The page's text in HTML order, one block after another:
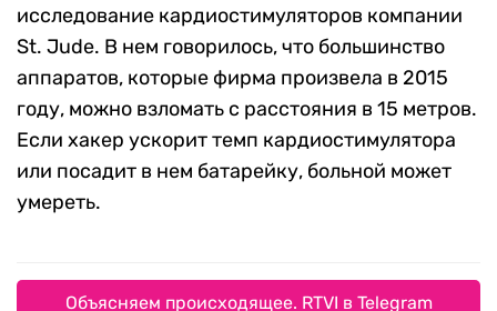
исследование кардиостимуляторов компании
St. Jude. В нем говорилось, что большинство
аппаратов, которые фирма произвела в 2015
году, можно взломать с расстояния в 15 метров.
Если хакер ускорит темп кардиостимулятора
или посадит в нем батарейку, больной может
умереть.
Объясняем происходящее. RTVI в Telegram